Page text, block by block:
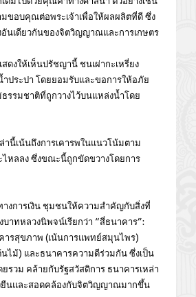
ขอบคุณต่อพระเจ้าเพื่อให้ผลผลิตที่ดี ซึ่ง
นเดียวกันของจิตวิญญาณและการเกษตร
ดงให้เห็นปรัชญานี้ ชนเผ่ากะเหรี่ยง
ประปา โดยยอมรับและขอการให้อภัย
รรมชาติที่ถูกวางไว้บนแหล่งน้ำโดย
นี้เน้นถึงการเคารพในแนวโน้มตาม
หลลง ซึ่งขณะนี้ถูกขัดขวางโดยการ
งการเงิน ชุมชนให้ความสำคัญกับสิ่งที่
ทหลวงนิพจน์เรียกว่า “สี่ธนาคาร”:
ารสุขภาพ (เน้นการแพทย์สมุนไพร)
ไม้) และธนาคารความดีร่วมกัน ซึ่งเป็น
รวม คล้ายกับรัฐสวัสดิการ ธนาคารเหล่า
ยืนและสอดคล้องกับจิตวิญญาณมากขึ้น